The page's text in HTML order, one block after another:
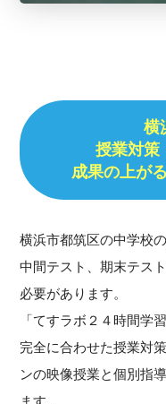
横
授業対策
成果の上が
横浜市都筑区の中学校
中間テスト、期末テス
必要があります。
「てすラボ２４時間学
完全に合わせた授業対
ンの映像授業と個別指
ます。